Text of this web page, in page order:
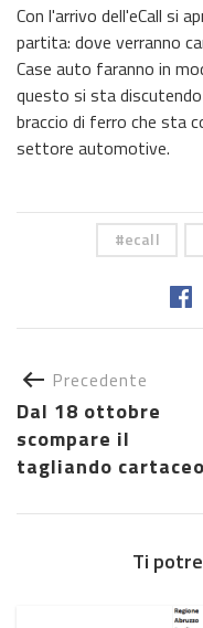
Con l'arrivo dell'eCall si
partita: dove verranno
Case auto faranno in
questo si sta
braccio di ferro che sta
settore automotive.
ecall
Precedente
Dal 18 ottobre
scompare il
tagliando cartaceo
Ti